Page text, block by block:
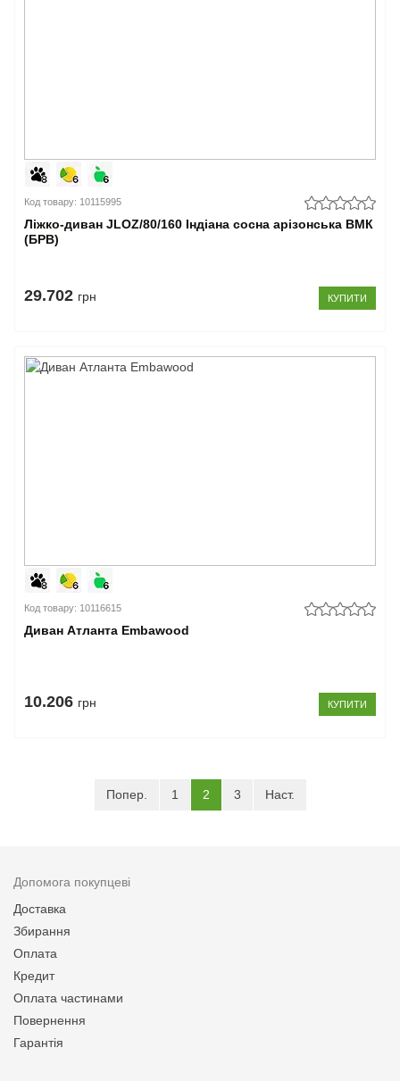
Код товару: 10115995
Ліжко-диван JLOZ/80/160 Індіана сосна арізонська ВМК
(БРВ)
29.702 грн КУПИТИ
Код товару: 10116615
Диван Атланта Embawood
10.206 грн КУПИТИ
Попер. 1 2(current)
3 Наст.
Допомога покупцеві
Доставка
Збирання
Оплата
Кредит
Оплата частинами
Повернення
Гарантія